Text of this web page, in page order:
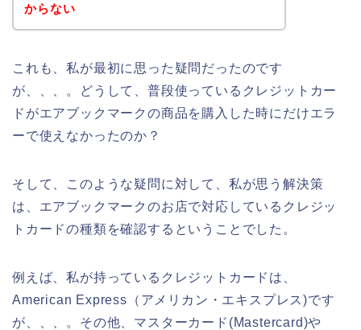
からない
これも、私が最初に思った疑問だったのです
が、、、。どうして、普段使っているクレジットカー
ドがエアブックマークの商品を購入した時にだけエラ
ーで使えなかったのか？
そして、このような疑問に対して、私が思う解決策
は、エアブックマークのお店で対応しているクレジッ
トカードの種類を確認するということでした。
例えば、私が持っているクレジットカードは、
American Express（アメリカン・エキスプレス)です
が、、、。その他、マスターカード(Mastercard)や